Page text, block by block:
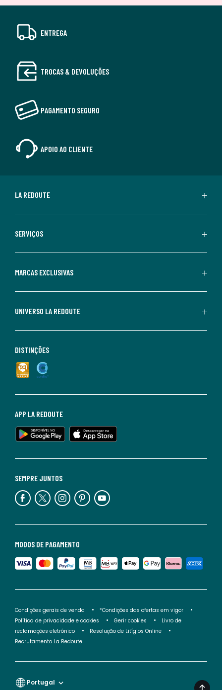
ENTREGA
TROCAS & DEVOLUÇÕES
PAGAMENTO SEGURO
APOIO AO CLIENTE
LA REDOUTE
SERVIÇOS
MARCAS EXCLUSIVAS
UNIVERSO LA REDOUTE
MODOS DE PAGAMENTO
SEMPRE JUNTOS
APP LA REDOUTE
DISTINÇÕES
Condições gerais de venda
*Condições das ofertas em vigor
Política de privacidade e cookies
Gerir cookies
Livro de
reclamações eletrónico
Resolução de Litígios Online
Recrutamento La Redoute
Portugal